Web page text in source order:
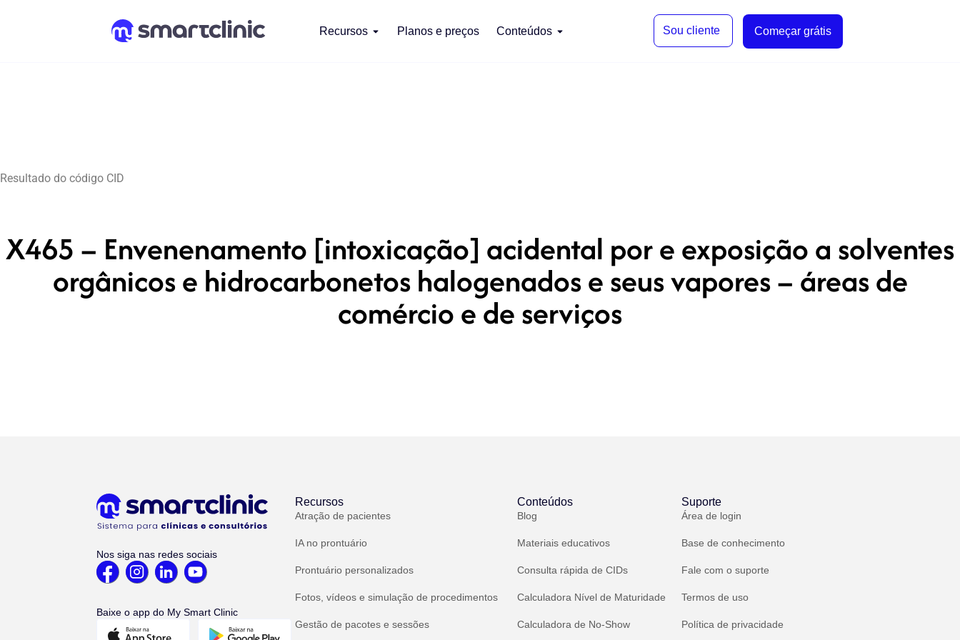
Recursos Planos e preços Conteúdos Sou cliente Começar grátis
Resultado do código CID
X465 – Envenenamento [intoxicação] acidental por e exposição a solventes
orgânicos e hidrocarbonetos halogenados e seus vapores – áreas de
comércio e de serviços
Nos siga nas redes sociais
Baixe o app do My Smart Clinic
Recursos
Atração de pacientes
IA no prontuário
Prontuário personalizados
Fotos, vídeos e simulação de procedimentos
Gestão de pacotes e sessões
Conteúdos
Blog
Materiais educativos
Consulta rápida de CIDs
Calculadora Nível de Maturidade
Calculadora de No-Show
Suporte
Área de login
Base de conhecimento
Fale com o suporte
Termos de uso
Política de privacidade